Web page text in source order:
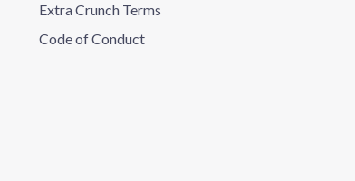
Extra Crunch Terms
Code of Conduct